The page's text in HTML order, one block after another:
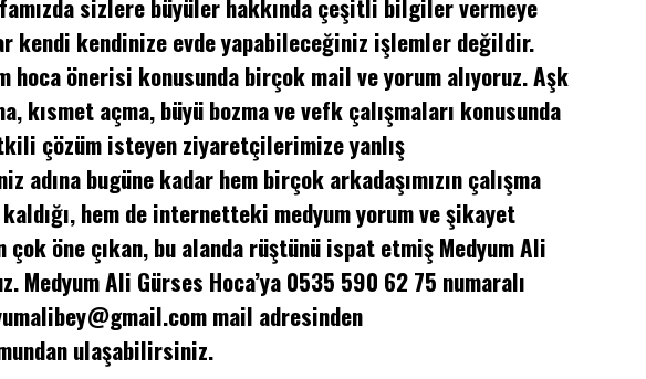
sizlere büyüler hakkında çeşitli bilgiler vermeye
kendi kendinize evde yapabileceğiniz işlemler değildir.
hoca önerisi konusunda birçok mail ve yorum alıyoruz. Aşk
kısmet açma, büyü bozma ve vefk çalışmaları konusunda
çözüm isteyen ziyaretçilerimize yanlış
adına bugüne kadar hem birçok arkadaşımızın çalışma
kaldığı, hem de internetteki medyum yorum ve şikayet
çok öne çıkan, bu alanda rüştünü ispat etmiş Medyum Ali
Medyum Ali Gürses Hoca’ya 0535 590 62 75 numaralı
mail adresinden
ulaşabilirsiniz.